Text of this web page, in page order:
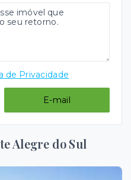
de Privacidade
E-mail
Alegre do Sul